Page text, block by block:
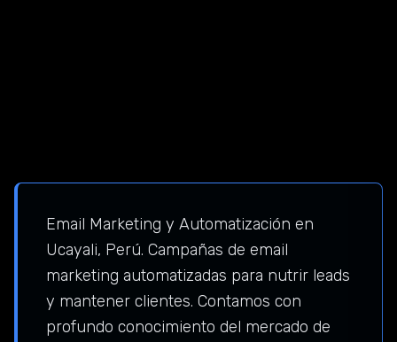
Email Marketing y Automatización en
Ucayali, Perú. Campañas de email
marketing automatizadas para nutrir leads
y mantener clientes. Contamos con
profundo conocimiento del mercado de